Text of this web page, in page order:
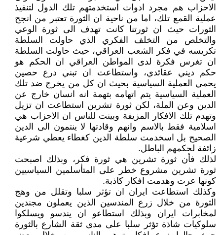
الاحزاب هم مجرد ادوات استخدمتهم تلك الدول لتنفيذ
عملية القمع تلك، اما من ناحية ان الثورة تعتبر من انجح
الثورات حيث ان ثورتنا كانت تهدف الى ثورة الوعي
والتخلص من التخلف الفكري الذي حاولت السلطة
تكريسه في فكر الشعب العراقي، حيث حاولت السلطة
ان تغرس فكرة لدى المواطن العراقي ان الحكم هو
حكم ديني عقائدي، واستطاعت ان تبني درع حصين
يحمي العملية السياسية بحيث ان كل من يخرج ضد تلك
العملية السياسية يتم اتهامه بتهمة انه انسان خارج عن
الدين وعن الملة، لكن ثورة تشرين استطاعت ان تزيل
وتهدم تلك الافكار المزيفة وبينت للناس ان الاحزاب هي
اسلامية فقط بالاسم وانهم وقادتها لا ينتمون الى الدين
الصحيح بل اسخدمت سلطة الدين كغطاء يعطي شرعية
زائفة لحكمهم الباطل.
لذلك فأن ثورة تشرين هي ثورة فكر، وبذلك اصبحت
ثورة تشرين مشروع خطر على المتأسلمين السياسيين
كونها عرت وهدمت افكار كاذبة.
وكذلك استطاعت ايران ان تؤثر سلبا وتقلل من وهج
الثورة من خلال زرع المندسين الذين يعملون مجندين
لمخابرات ايران وبذلك استطاعو ان يندسو ويسلكوا
سلوكيات شاذة تؤثر سلبا على مدى ثقة الشارع بالثورة